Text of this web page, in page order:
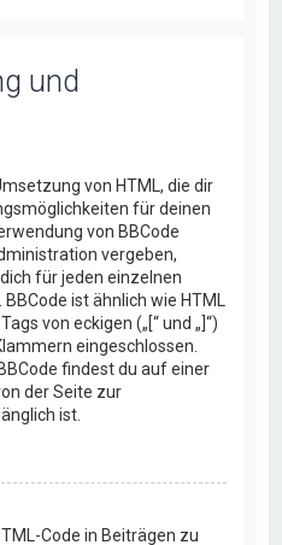
und
von HTML, die dir
für deinen
von BBCode
vergeben,
für jeden einzelnen
ist ähnlich wie HTML
von eckigen („[“ und „]“)
eingeschlossen.
findest du auf einer
der Seite zur
ist.
Code in Beiträgen zu